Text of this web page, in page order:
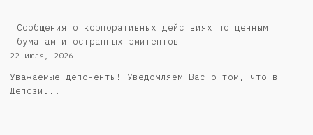
Сообщения о корпоративных действиях по ценным
бумагам иностранных эмитентов
22 июля, 2026
Уважаемые депоненты! Уведомляем Вас о том, что в
Депози...